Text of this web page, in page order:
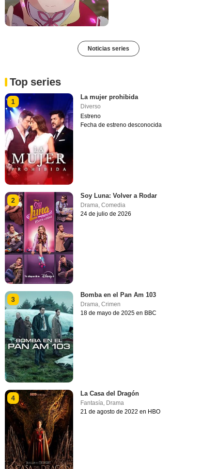
Noticias series
Top series
1
La mujer prohibida
Diverso
Estreno
Fecha de estreno desconocida
2
Soy Luna: Volver a Rodar
Drama,Comedia
24 de julio de 2026
3
Bomba en el Pan Am 103
Drama ,Crimen
18 de mayo de 2025 en BBC
4
La Casa del Dragón
Fantasía, Drama
21 de agosto de 2022 en HBO